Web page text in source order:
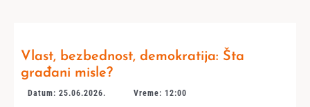
Vlast, bezbednost, demokratija: Šta
građani misle?
Datum: 25.06.2026. Vreme: 12:00